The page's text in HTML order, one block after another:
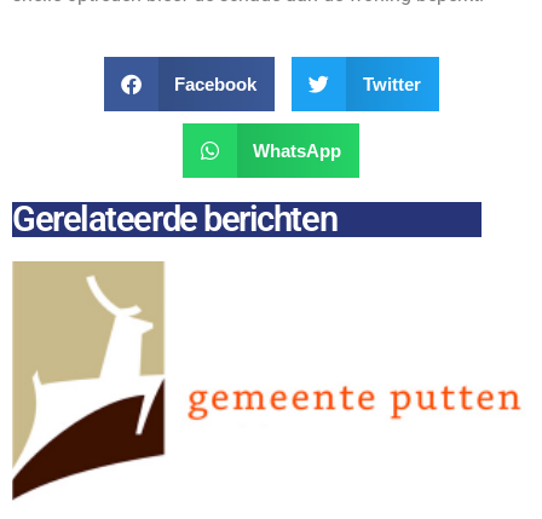
Facebook Twitter
WhatsApp
Gerelateerde berichten